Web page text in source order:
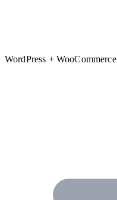
WordPress + WooCommerce